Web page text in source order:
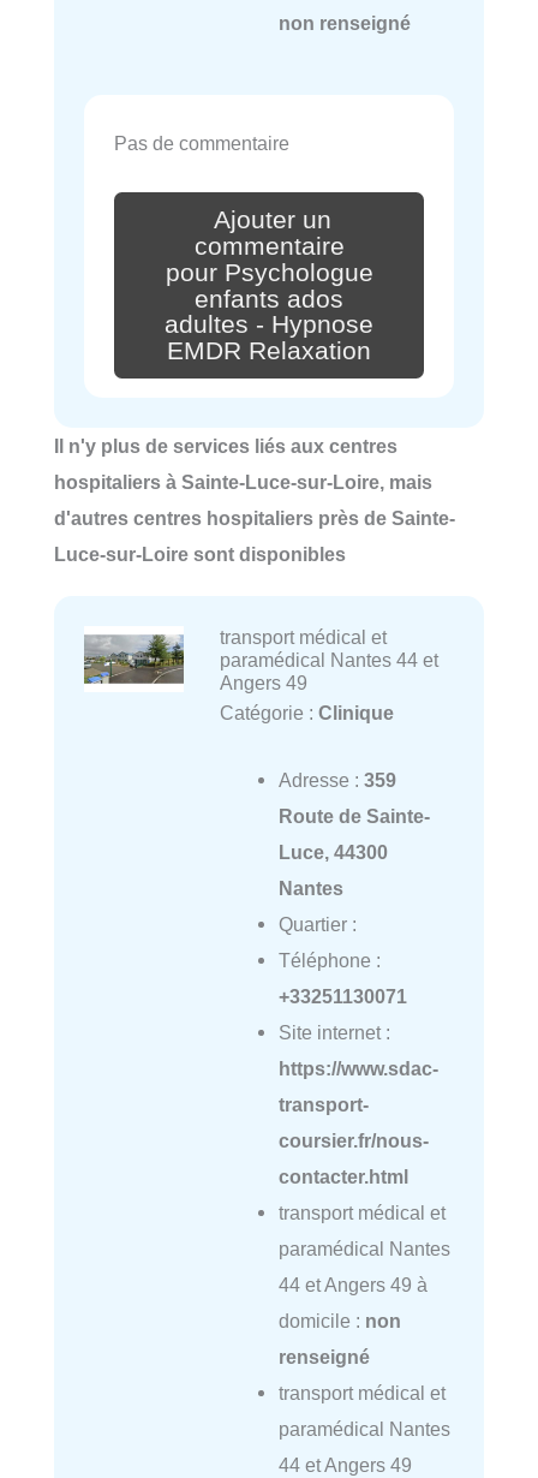
non renseigné
Pas de commentaire
Ajouter un
commentaire
pour Psychologue
enfants ados
adultes - Hypnose
EMDR Relaxation
Il n'y plus de services liés aux centres
hospitaliers à Sainte-Luce-sur-Loire, mais
d'autres centres hospitaliers près de Sainte-
Luce-sur-Loire sont disponibles
transport médical et
paramédical Nantes 44 et
Angers 49
Catégorie : Clinique
Adresse : 359
Route de Sainte-
Luce, 44300
Nantes
Quartier :
Téléphone :
+33251130071
Site internet :
https://www.sdac-
transport-
coursier.fr/nous-
contacter.html
transport médical et
paramédical Nantes
44 et Angers 49 à
domicile : non
renseigné
transport médical et
paramédical Nantes
44 et Angers 49